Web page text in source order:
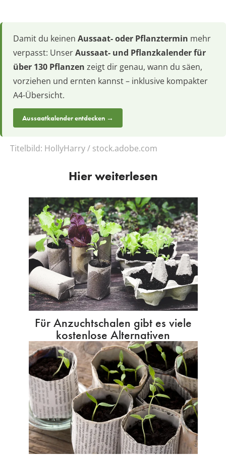
Damit du keinen Aussaat- oder Pflanztermin mehr
verpasst: UnserAussaat- und Pflanzkalender für
über 130 Pflanzen zeigt dir genau, wann du säen,
vorziehen und ernten kannst – inklusive kompakter
A4-Übersicht.
Aussaatkalender entdecken →
Titelbild: HollyHarry / stock.adobe.com
Hier weiterlesen
Für Anzuchtschalen gibt es viele
kostenlose Alternativen